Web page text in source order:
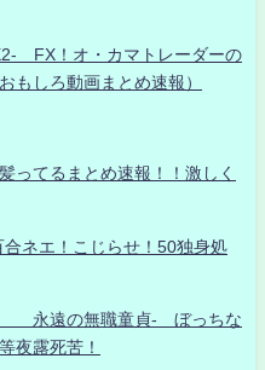
FX！オ・カマトレーダーの
しろ動画まとめ速報）
ってるまとめ速報！！激しく
ネエ！こじらせ！50独身処
永遠の無職童貞- ぼっちな
夜露死苦！